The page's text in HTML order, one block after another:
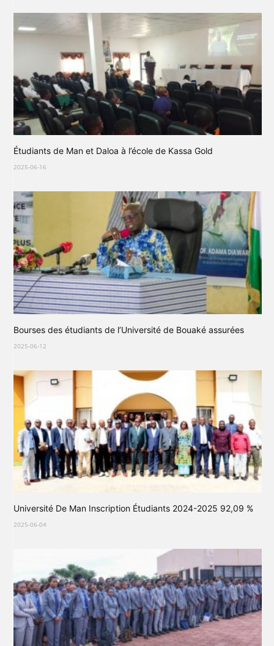
Étudiants de Man et Daloa à l’école de Kassa Gold
2025-06-16
Bourses des étudiants de l’Université de Bouaké assurées
2025-06-12
Université De Man Inscription Étudiants 2024-2025 92,09 %
2025-06-04